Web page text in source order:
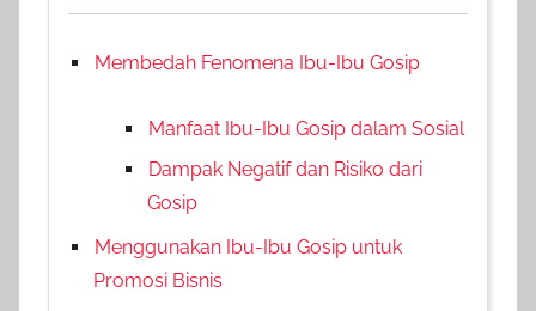
Membedah Fenomena Ibu-Ibu Gosip
Manfaat Ibu-Ibu Gosip dalam Sosial
Dampak Negatif dan Risiko dari
Gosip
Menggunakan Ibu-Ibu Gosip untuk
Promosi Bisnis